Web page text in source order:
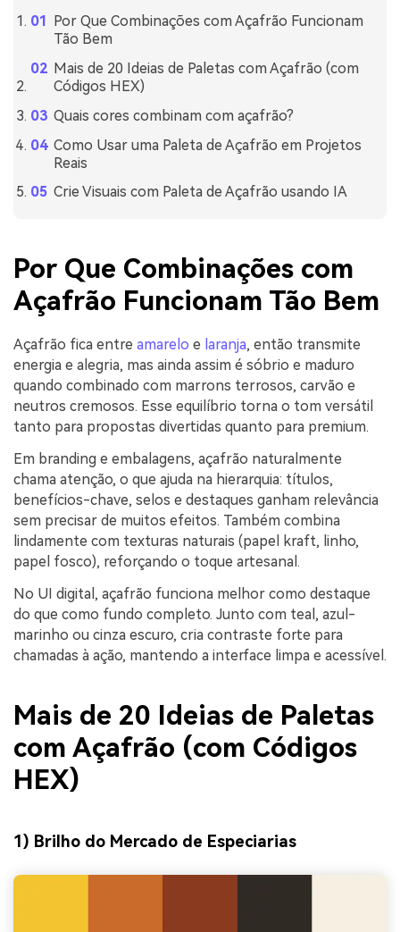
Por Que Combinações com Açafrão Funcionam
Tão Bem
Mais de 20 Ideias de Paletas com Açafrão (com
Códigos HEX)
Quais cores combinam com açafrão?
Como Usar uma Paleta de Açafrão em Projetos
Reais
Crie Visuais com Paleta de Açafrão usando IA
Por Que Combinações com
Açafrão Funcionam Tão Bem
Açafrão fica entre amarelo e laranja, então transmite
energia e alegria, mas ainda assim é sóbrio e maduro
quando combinado com marrons terrosos, carvão e
neutros cremosos. Esse equilíbrio torna o tom versátil
tanto para propostas divertidas quanto para premium.
Em branding e embalagens, açafrão naturalmente
chama atenção, o que ajuda na hierarquia: títulos,
benefícios-chave, selos e destaques ganham relevância
sem precisar de muitos efeitos. Também combina
lindamente com texturas naturais (papel kraft, linho,
papel fosco), reforçando o toque artesanal.
No UI digital, açafrão funciona melhor como destaque
do que como fundo completo. Junto com teal, azul-
marinho ou cinza escuro, cria contraste forte para
chamadas à ação, mantendo a interface limpa e acessível.
Mais de 20 Ideias de Paletas
com Açafrão (com Códigos
HEX)
1) Brilho do Mercado de Especiarias